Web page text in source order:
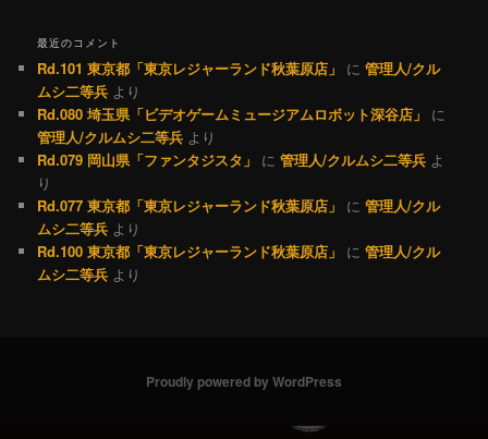
最近のコメント
Rd.101 東京都「東京レジャーランド秋葉原店」 に管理人/クル
ムシ二等兵 より
Rd.080 埼玉県「ビデオゲームミュージアムロボット深谷店」
に
管理人/クルムシ二等兵 より
Rd.079 岡山県「ファンタジスタ」
に管理人/クルムシ二等兵 よ
り
Rd.077 東京都「東京レジャーランド秋葉原店」
に管理人/クル
ムシ二等兵 より
Rd.100 東京都「東京レジャーランド秋葉原店」
に管理人/クル
ムシ二等兵 より
Proudly powered by WordPress